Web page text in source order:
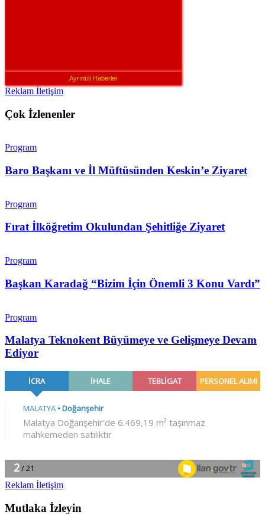
Ayrıntılı Haberler
Reklam İletişim
Çok İzlenenler
Program
Baro Başkanı ve İl Müftüsünden Keskin’e Ziyaret
Program
Fırat İlköğretim Okulundan Şehitliğe Ziyaret
Program
Başkan Karadağ “Bizim İçin Önemli 3 Konu Vardı”
Program
Malatya Teknokent Büyümeye ve Gelişmeye Devam
Ediyor
Reklam İletişim
Mutlaka İzleyin